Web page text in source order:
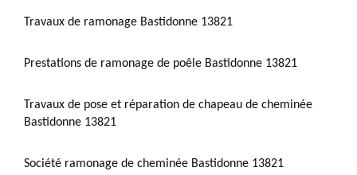
Travaux de ramonage Bastidonne 13821
Prestations de ramonage de poêle Bastidonne 13821
Travaux de pose et réparation de chapeau de cheminée
Bastidonne 13821
Société ramonage de cheminée Bastidonne 13821